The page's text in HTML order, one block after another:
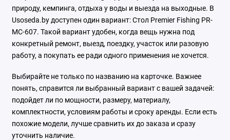
природу, кемпинга, отдыха у воды и выезда на выходные. В
Usoseda.by доступен один вариант: Стол Premier Fishing PR-
MC-607. Такой вариант удобен, когда вещь нужна под
конкретный ремонт, выезд, поездку, участок или разовую
работу, а покупать ее ради одного применения не хочется.
Выбирайте не только по названию на карточке. Важнее
понять, справится ли выбранный вариант с вашей задачей:
подойдет ли по мощности, размеру, материалу,
комплектности, условиям работы и сроку аренды. Если есть
похожие модели, лучше сравнить их до заказа и сразу
уточнить наличие.